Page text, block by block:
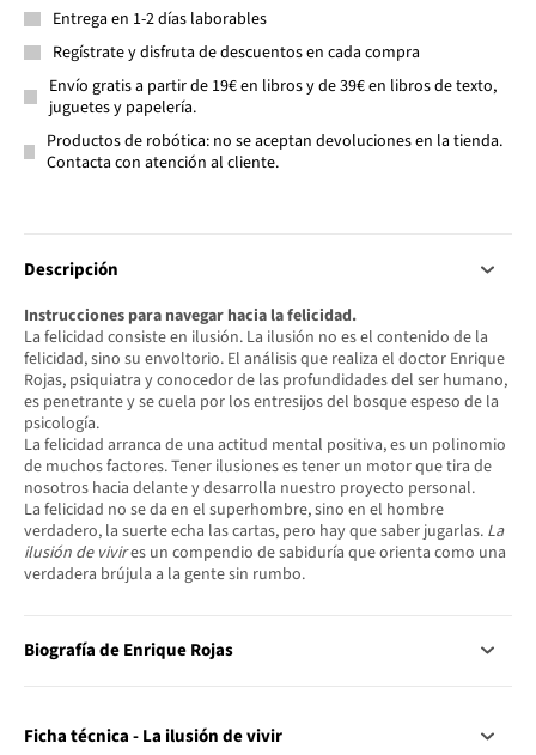
Entrega en 1-2 días laborables
Regístrate y disfruta de descuentos en cada compra
Envío gratis a partir de 19€ en libros y de 39€ en libros de texto,
juguetes y papelería.
Productos de robótica: no se aceptan devoluciones en la tienda.
Contacta con atención al cliente.
Descripción
Instrucciones para navegar hacia la felicidad.
La felicidad consiste en ilusión. La ilusión no es el contenido de la
felicidad, sino su envoltorio. El análisis que realiza el doctor Enrique
Rojas, psiquiatra y conocedor de las profundidades del ser humano,
es penetrante y se cuela por los entresijos del bosque espeso de la
psicología.
La felicidad arranca de una actitud mental positiva, es un polinomio
de muchos factores. Tener ilusiones es tener un motor que tira de
nosotros hacia delante y desarrolla nuestro proyecto personal.
La felicidad no se da en el superhombre, sino en el hombre
verdadero, la suerte echa las cartas, pero hay que saber jugarlas. La
ilusión de vivires un compendio de sabiduría que orienta como una
verdadera brújula a la gente sin rumbo.
Biografía de Enrique Rojas
Ficha técnica - La ilusión de vivir